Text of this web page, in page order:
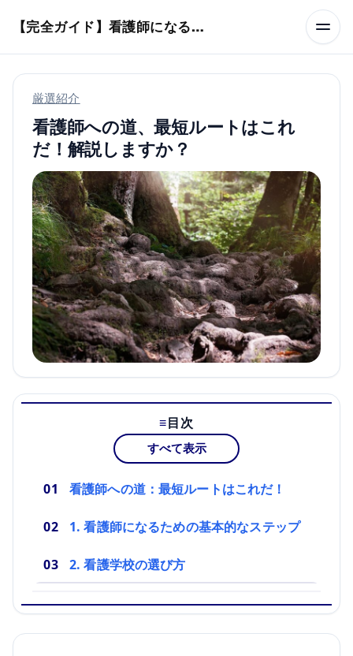
【完全ガイド】看護師になるまでのステップ＆スケジュール
厳選紹介
看護師への道、最短ルートはこれ
だ！解説しますか？
目次
すべて表示
看護師への道：最短ルートはこれだ！
1. 看護師になるための基本的なステップ
2. 看護学校の選び方